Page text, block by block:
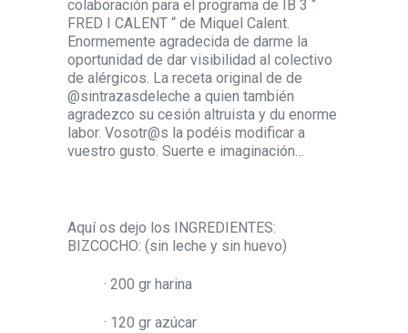
colaboración para el programa de IB 3 “
FRED I CALENT “ de Miquel Calent.
Enormemente agradecida de darme la
oportunidad de dar visibilidad al colectivo
de alérgicos. La receta original de de
@sintrazasdeleche a quien también
agradezco su cesión altruista y du enorme
labor. Vosotr@s la podéis modificar a
vuestro gusto. Suerte e imaginación…
Aquí os dejo los INGREDIENTES:
BIZCOCHO: (sin leche y sin huevo)
· 200 gr harina
· 120 gr azúcar